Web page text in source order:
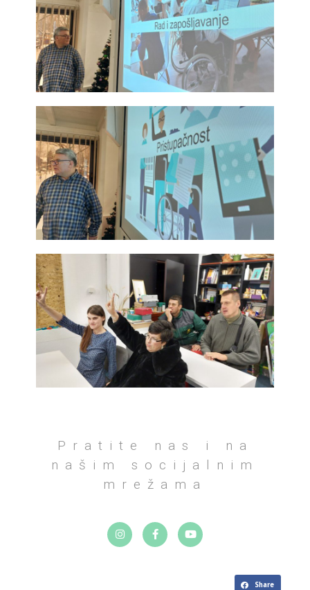
Pratite nas i na
našim socijalnim
mrežama
Share